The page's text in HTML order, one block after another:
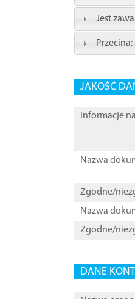
Jest
Przecina:
JAKOŚĆ
Informacje
Nazwa
Zgodne/
Nazwa
Zgodne/
DANE